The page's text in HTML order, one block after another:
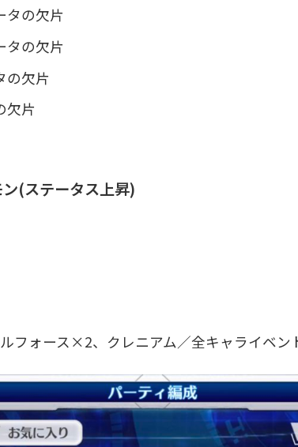
タの欠片
タの欠片
の欠片
欠片
(ステータス上昇)
フォース×2、クレニアム／全キャライベン